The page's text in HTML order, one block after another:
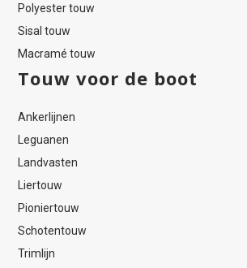
Polyester touw
Sisal touw
Macramé touw
Touw voor de boot
Ankerlijnen
Leguanen
Landvasten
Liertouw
Pioniertouw
Schotentouw
Trimlijn